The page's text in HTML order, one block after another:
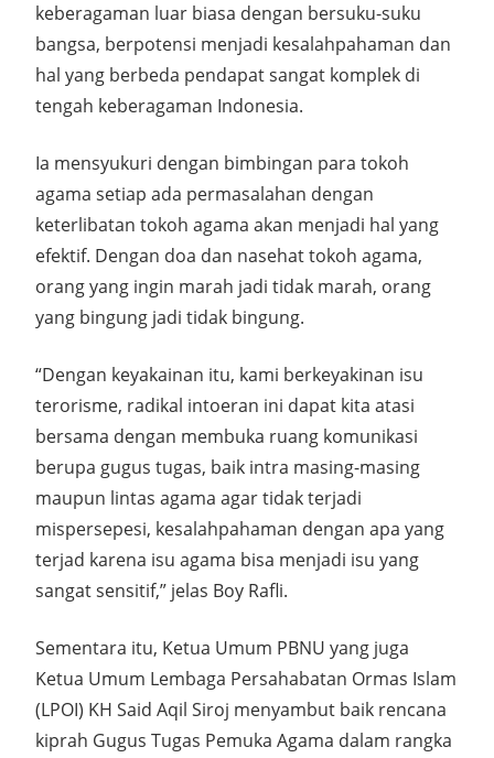
keberagaman luar biasa dengan bersuku-suku
bangsa, berpotensi menjadi kesalahpahaman dan
hal yang berbeda pendapat sangat komplek di
tengah keberagaman Indonesia.
Ia mensyukuri dengan bimbingan para tokoh
agama setiap ada permasalahan dengan
keterlibatan tokoh agama akan menjadi hal yang
efektif. Dengan doa dan nasehat tokoh agama,
orang yang ingin marah jadi tidak marah, orang
yang bingung jadi tidak bingung.
“Dengan keyakainan itu, kami berkeyakinan isu
terorisme, radikal intoeran ini dapat kita atasi
bersama dengan membuka ruang komunikasi
berupa gugus tugas, baik intra masing-masing
maupun lintas agama agar tidak terjadi
mispersepesi, kesalahpahaman dengan apa yang
terjad karena isu agama bisa menjadi isu yang
sangat sensitif,” jelas Boy Rafli.
Sementara itu, Ketua Umum PBNU yang juga
Ketua Umum Lembaga Persahabatan Ormas Islam
(LPOI) KH Said Aqil Siroj menyambut baik rencana
kiprah Gugus Tugas Pemuka Agama dalam rangka